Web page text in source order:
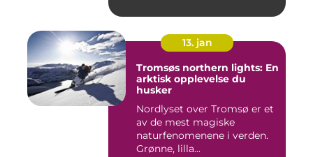
13. jan
Tromsøs northern lights: En
arktisk opplevelse du
husker
Nordlyset over Tromsø er et
av de mest magiske
naturfenomenene i verden.
Grønne, lilla...